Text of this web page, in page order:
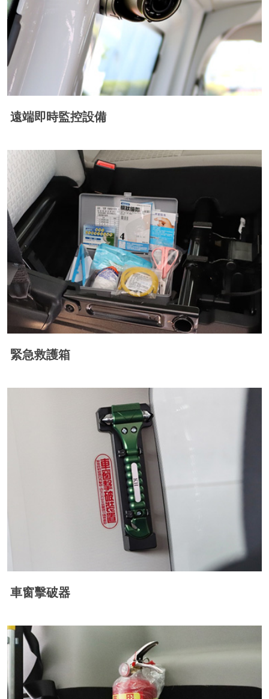
遠端即時監控設備
緊急救護箱
車窗擊破器